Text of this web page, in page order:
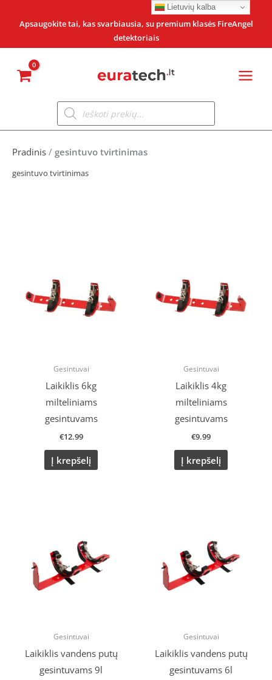
Apsaugokite tai, kas svarbiausia, su premium klasės FireAngel
detektoriais
Products
search
Pradinis / gesintuvo tvirtinimas
gesintuvo tvirtinimas
Gesintuvai
Laikiklis 6kg
milteliniams
gesintuvams
€12.99
Į krepšelį
Gesintuvai
Laikiklis 4kg
milteliniams
gesintuvams
€9.99
Į krepšelį
Gesintuvai
Laikiklis vandens putų
gesintuvams 9l
Gesintuvai
Laikiklis vandens putų
gesintuvams 6l
Lietuvių kalba